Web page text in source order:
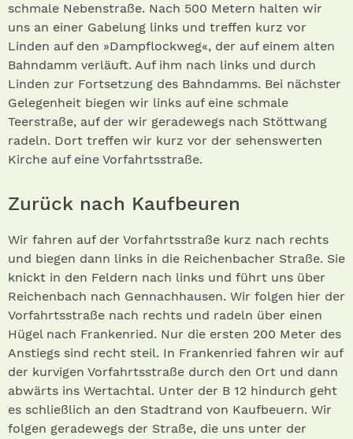
schmale Nebenstraße. Nach 500 Metern halten wir
uns an einer Gabelung links und treffen kurz vor
Linden auf den »Dampflockweg«, der auf einem alten
Bahndamm verläuft. Auf ihm nach links und durch
Linden zur Fortsetzung des Bahndamms. Bei nächster
Gelegenheit biegen wir links auf eine schmale
Teerstraße, auf der wir geradewegs nach Stöttwang
radeln. Dort treffen wir kurz vor der sehenswerten
Kirche auf eine Vorfahrtsstraße.
Zurück nach Kaufbeuren
Wir fahren auf der Vorfahrtsstraße kurz nach rechts
und biegen dann links in die Reichenbacher Straße. Sie
knickt in den Feldern nach links und führt uns über
Reichenbach nach Gennachhausen. Wir folgen hier der
Vorfahrtsstraße nach rechts und radeln über einen
Hügel nach Frankenried. Nur die ersten 200 Meter des
Anstiegs sind recht steil. In Frankenried fahren wir auf
der kurvigen Vorfahrtsstraße durch den Ort und dann
abwärts ins Wertachtal. Unter der B 12 hindurch geht
es schließlich an den Stadtrand von Kaufbeuern. Wir
folgen geradewegs der Straße, die uns unter der